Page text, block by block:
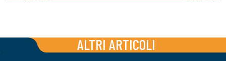
ALTRI ARTICOLI